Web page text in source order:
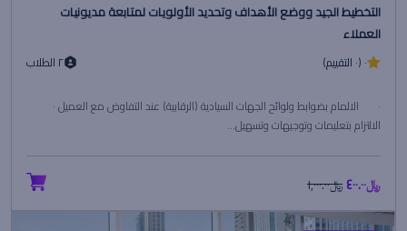
التخطيط الجيد ووضع الأهداف وتحديد الأولويات لمتابعة مديونيات
العملاء
٠ (٠ التقييم) ٢ الطلاب
· الالمام بضوابط ولوائح الجهات السيادية (الرقابية) عند التفاوض مع العميل ·
الالتزام بتعليمات وتوجيهات وتسهيل...
﷼٤٠٠.٠٠ ﷼١,٠٠٠.٠٠